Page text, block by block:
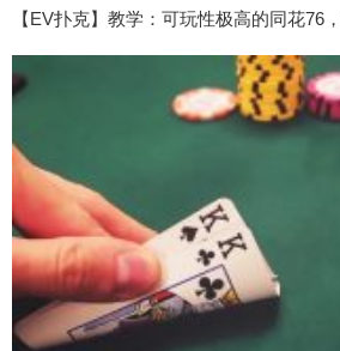
【EV扑克】教学：可玩性极高的同花76